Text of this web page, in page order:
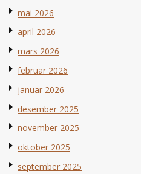
mai 2026
april 2026
mars 2026
februar 2026
januar 2026
desember 2025
november 2025
oktober 2025
september 2025